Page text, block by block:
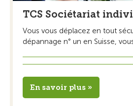
TCS Sociétariat
Vous vous déplacez en tout
dépannage n° un en Suisse,
En savoir plus »